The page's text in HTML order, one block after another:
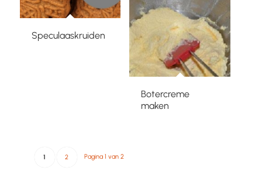
Speculaaskruiden
Botercreme
maken
Pagina 1 van 2
1 2